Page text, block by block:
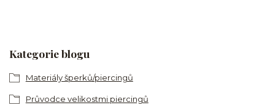
Kategorie blogu
Materiály šperků/piercingů
Průvodce velikostmi piercingů